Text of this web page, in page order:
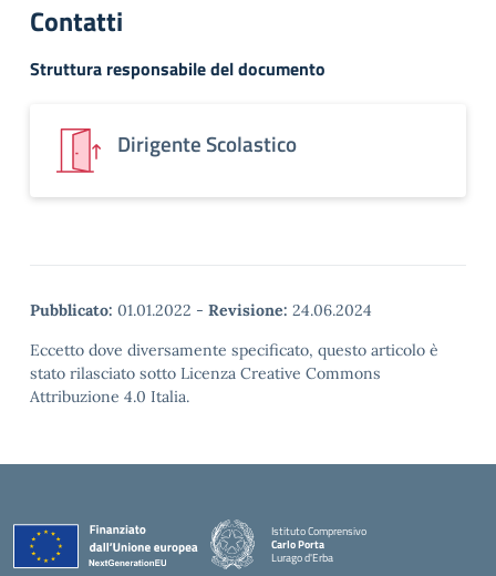
Contatti
Struttura responsabile del documento
Dirigente Scolastico
Pubblicato: 01.01.2022 - Revisione: 24.06.2024
Eccetto dove diversamente specificato, questo articolo è
stato rilasciato sotto Licenza Creative Commons
Attribuzione 4.0 Italia.
Istituto Comprensivo
Carlo Porta
Lurago d'Erba
— Visita la pagina iniziale della scuola